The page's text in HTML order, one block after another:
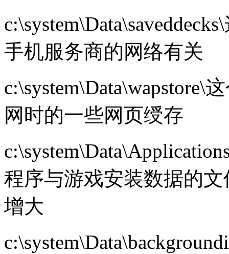
手机服务商的网络有关
c:\system\Data\wapstore\
网时的一些网页绶存
程序与游戏安装数据的
增大